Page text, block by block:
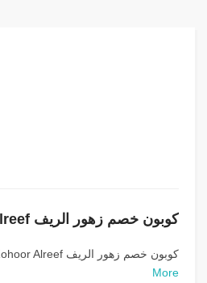
كوبون خصم زهور الريف Zohoor Alreef: كوبون خصم...
More